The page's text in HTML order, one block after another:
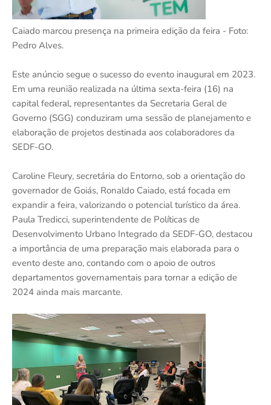
Caiado marcou presença na primeira edição da feira - Foto:
Pedro Alves.
Este anúncio segue o sucesso do evento inaugural em 2023.
Em uma reunião realizada na última sexta-feira (16) na
capital federal, representantes da Secretaria Geral de
Governo (SGG) conduziram uma sessão de planejamento e
elaboração de projetos destinada aos colaboradores da
SEDF-GO.
Caroline Fleury, secretária do Entorno, sob a orientação do
governador de Goiás, Ronaldo Caiado, está focada em
expandir a feira, valorizando o potencial turístico da área.
Paula Tredicci, superintendente de Políticas de
Desenvolvimento Urbano Integrado da SEDF-GO, destacou
a importância de uma preparação mais elaborada para o
evento deste ano, contando com o apoio de outros
departamentos governamentais para tornar a edição de
2024 ainda mais marcante.